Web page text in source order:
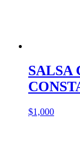
SALSA
$1,000